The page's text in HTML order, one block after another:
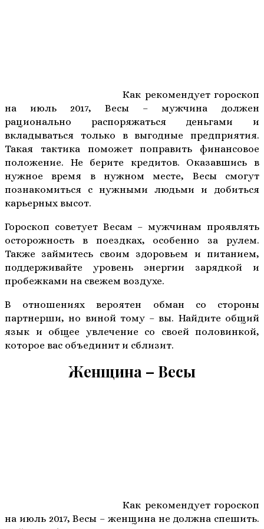
Как рекомендует гороскоп
на июль 2017, Весы – мужчина должен
рационально распоряжаться деньгами и
вкладываться только в выгодные предприятия.
Такая тактика поможет поправить финансовое
положение. Не берите кредитов. Оказавшись в
нужное время в нужном месте, Весы смогут
познакомиться с нужными людьми и добиться
карьерных высот.
Гороскоп советует Весам – мужчинам проявлять
осторожность в поездках, особенно за рулем.
Также займитесь своим здоровьем и питанием,
поддерживайте уровень энергии зарядкой и
пробежками на свежем воздухе.
В отношениях вероятен обман со стороны
партнерши, но виной тому – вы. Найдите общий
язык и общее увлечение со своей половинкой,
которое вас объединит и сблизит.
Женщина – Весы
Как рекомендует гороскоп
на июль 2017, Весы – женщина не должна спешить.